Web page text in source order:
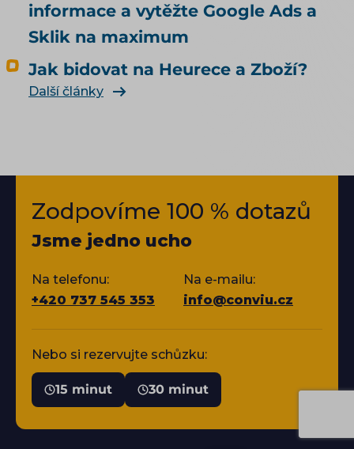
informace a vytěžte Google Ads a
Sklik na maximum
Jak bidovat na Heurece a Zboží?
Další články
Zodpovíme 100 % dotazů
Jsme jedno ucho
Na telefonu:
+420 737 545 353
Na e-mailu:
info@conviu.cz
Nebo si rezervujte schůzku:
15 minut 30 minut